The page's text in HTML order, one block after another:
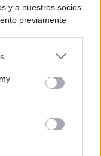
y a nuestros socios
previamente
que algún
derecho de
se aplicarán
este sitio web o